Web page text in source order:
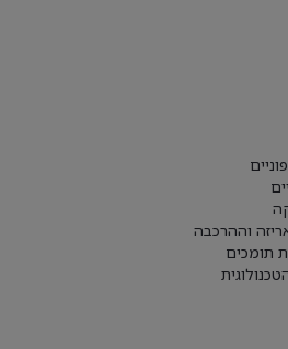
וההרכבה
תומכים